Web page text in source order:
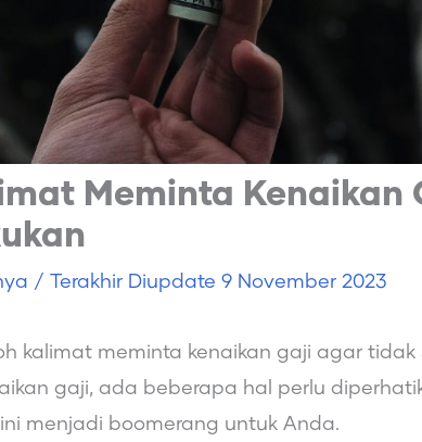
Meminta Kenaikan
/ Terakhir Diupdate 9 November 2023
kalimat meminta kenaikan gaji agar
gaji, ada beberapa hal perlu
menjadi boomerang untuk Anda.